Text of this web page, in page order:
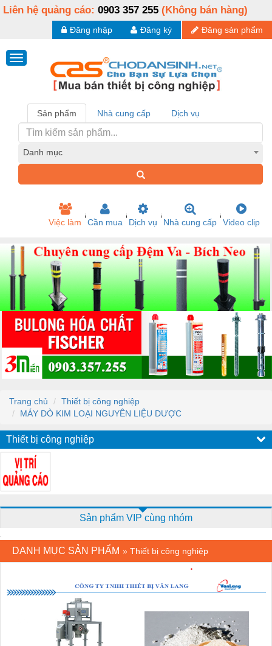
Liên hệ quảng cáo: 0903 357 255 (Không bán hàng)
Đăng sản phẩm
Đăng ký
Đăng nhập
Sản phẩm Nhà cung cấp Dịch vụ
Danh mục
Việc làm Cần mua Dịch vụ Nhà cung cấp Video clip
Trang chủ
Thiết bị công nghiệp
MÁY DÒ KIM LOẠI NGUYÊN LIỆU DƯỢC
Thiết bị công nghiệp
Sản phẩm VIP cùng nhóm
DANH MỤC SẢN PHẨM » Thiết bị công nghiệp